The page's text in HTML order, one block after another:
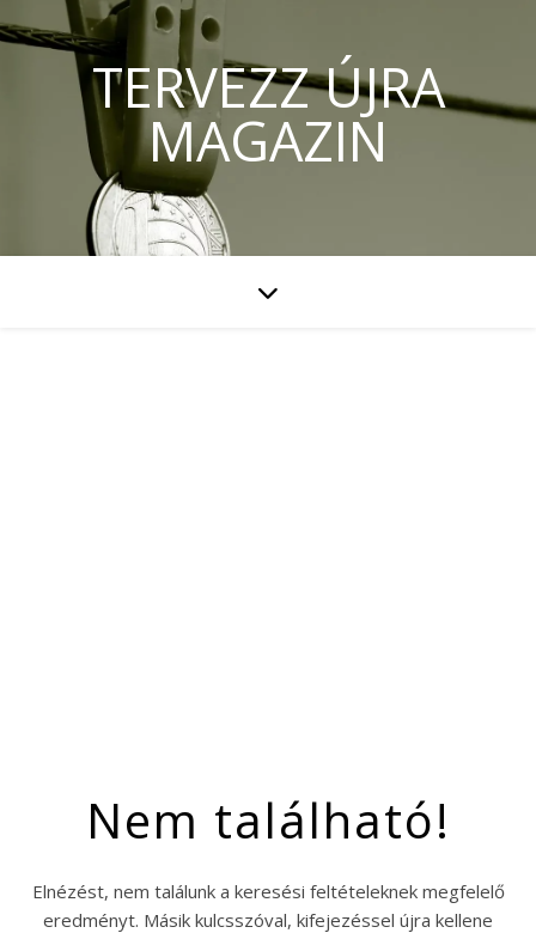
TERVEZZ ÚJRA
MAGAZIN
Nem található!
Elnézést, nem találunk a keresési feltételeknek megfelelő
eredményt. Másik kulcsszóval, kifejezéssel újra kellene